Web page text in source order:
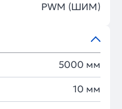
PWM (ШИМ)
5000 мм
10 мм